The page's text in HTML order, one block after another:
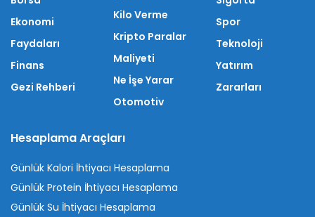
Ekonomi
Faydaları
Finans
Gezi Rehberi
Kilo Verme
Kripto Paralar
Maliyeti
Ne İşe Yarar
Otomotiv
Spor
Teknoloji
Yatırım
Zararları
Hesaplama Araçları
Günlük Kalori İhtiyacı Hesaplama
Günlük Protein İhtiyacı Hesaplama
Günlük Su İhtiyacı Hesaplama